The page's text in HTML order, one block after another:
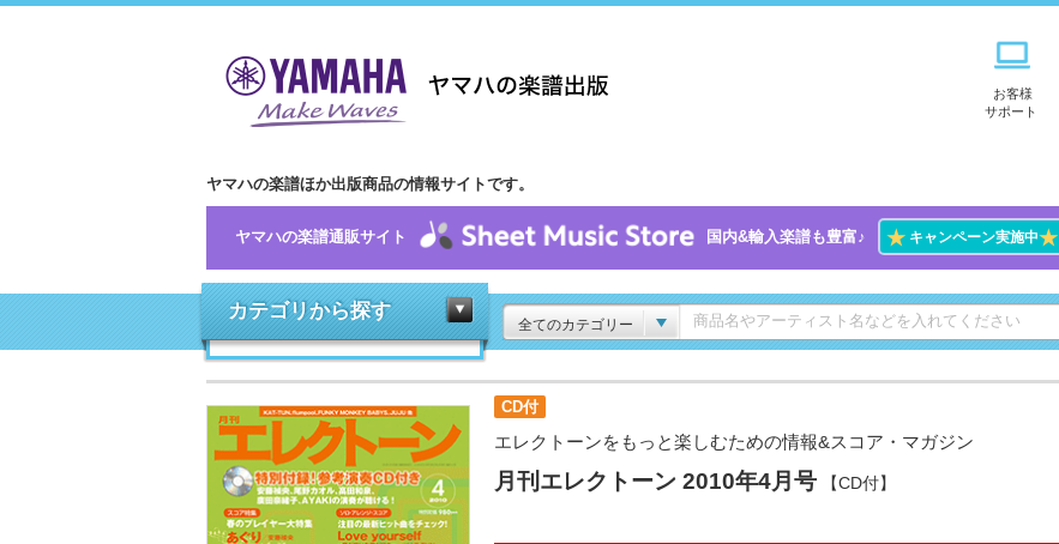
お客様
サポート
ヤマハの楽譜ほか出版商品の情報サイトです。
ヤマハの楽譜通販サイト 国内&輸入楽譜も豊富♪ ★キャンペーン実施中★
カテゴリから探す
全てのカテゴリー
CD付
エレクトーンをもっと楽しむための情報&スコア・マガジン
月刊エレクトーン 2010年4月号 【CD付】